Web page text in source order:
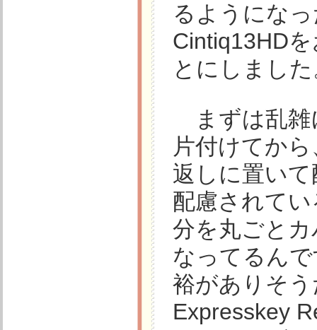
るようにな
Cintiq13HD
とにしまし
まずは乱雑
片付けてか
返しに置い
配慮されて
分を丸ごと
なってるん
裕がありそ
Expresskey